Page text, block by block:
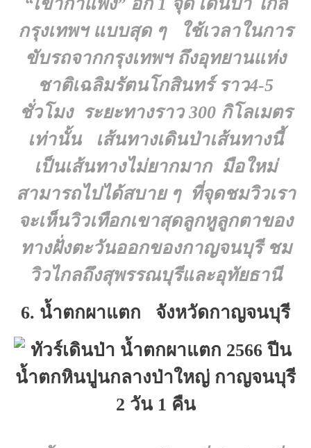
“เขากำแพง” อีก 1 จุด เดินป่า ใกล้
กรุงเทพฯ แบบสุด ๆ ใช้เวลาในการ
ขับรถจากกรุงเทพฯ ถึงอุทยานแห่ง
ชาติเฉลิมรัตนโกสินทร์ ราว4-5
ชั่วโมง ระยะทางราว 300 กิโลเมตร
เท่านั้น เส้นทางเดินป่าเส้นทางนี้
เป็นเส้นทางไม่ยากมาก มือใหม่
สามารถไปได้สบาย ๆ ที่จุดชมวิวเรา
จะเห็นวิวเทือกเขาสุดลูกหูลูกตาของ
ทางฝั่งตะวันออกของกาญจนบุรี ชม
วิวไกลถึงสุพรรณบุรีและอุทัยธานี
6. น้ำตกผาแตก จังหวัดกาญจนบุรี